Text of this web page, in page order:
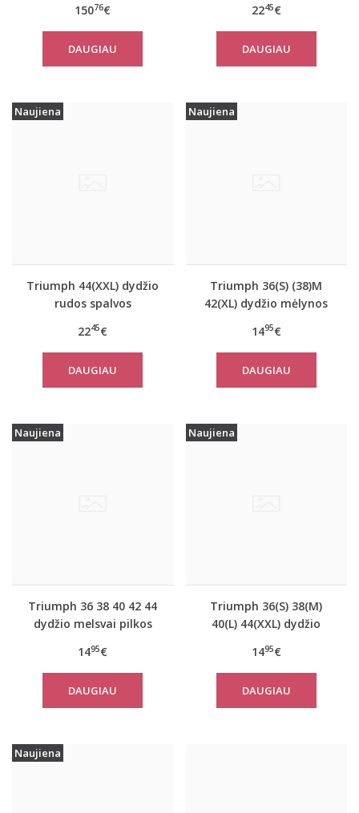
spalvos moteriškas
paltas 310760
15076€
DAUGIAU
palaidinė Climate
Control LSL Top Turtle
Neck
2245€
DAUGIAU
Naujiena
Triumph 44(XXL) dydžio
rudos spalvos
Climate Control LSL Top
Turtle Neck
2245€
DAUGIAU
Naujiena
Triumph 36(S) (38)M
42(XL) dydžio mėlynos
medvilninė miego
palaidinė Mix Match
TOP SSL 01 X
1495€
DAUGIAU
Naujiena
Triumph 36 38 40 42 44
dydžio melsvai pilkos
medvilninė miego
palaidinė Mix Match LSL
TOP Buttons
1495€
DAUGIAU
Naujiena
Triumph 36(S) 38(M)
40(L) 44(XXL) dydžio
moteriška medvilninė
miego palaidinė Mix
Match TOP SSL 01 X
1495€
DAUGIAU
Naujiena